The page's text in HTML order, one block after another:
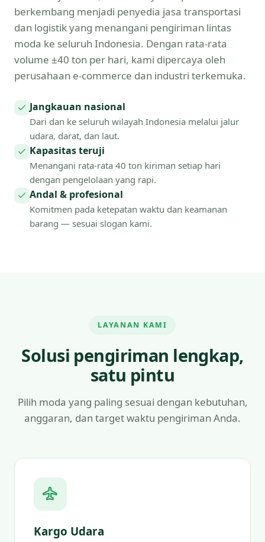
berkembang menjadi penyedia jasa transportasi
dan logistik yang menangani pengiriman lintas
moda ke seluruh Indonesia. Dengan rata-rata
volume ±40 ton per hari, kami dipercaya oleh
perusahaan e-commerce dan industri terkemuka.
Jangkauan nasional
Dari dan ke seluruh wilayah Indonesia melalui jalur
udara, darat, dan laut.
Kapasitas teruji
Menangani rata-rata 40 ton kiriman setiap hari
dengan pengelolaan yang rapi.
Andal & profesional
Komitmen pada ketepatan waktu dan keamanan
barang — sesuai slogan kami.
LAYANAN KAMI
Solusi pengiriman lengkap,
satu pintu
Pilih moda yang paling sesuai dengan kebutuhan,
anggaran, dan target waktu pengiriman Anda.
Kargo Udara